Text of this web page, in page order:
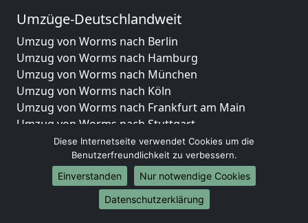
Umzüge-Deutschlandweit
Umzug von Worms nach Berlin
Umzug von Worms nach Hamburg
Umzug von Worms nach München
Umzug von Worms nach Köln
Umzug von Worms nach Frankfurt am Main
Umzug von Worms nach Stuttgart
Umzug von Worms nach Düsseldorf
Umzug von Worms nach Leipzig
Umzug von Worms nach Dortmund
Umzug von Worms nach Essen
Umzug von Worms nach Bremen
Diese Internetseite verwendet Cookies um die
Benutzerfreundlichkeit zu verbessern.
Einverstanden
Nur notwendige Cookies
Datenschutzerklärung